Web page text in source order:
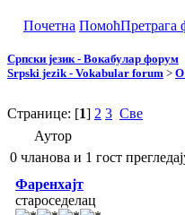
Почетна ПомоћПретрага
Српски језик - Вокабулар форум
Srpski jezik - Vokabular forum > О
Странице: [1] 2 3 Све
Аутор
0 чланова и 1 гост
Фаренхајт
староседелац